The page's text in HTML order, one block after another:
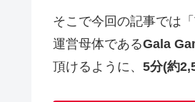
そこで今回の記事では
運営母体であるGala
頂けるように、 5分(約